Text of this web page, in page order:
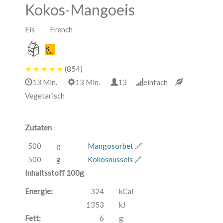
Kokos-Mangoeis
Eis French
★ ★ ★ ★ ★ (854)
13 Min.
13 Min. 13
einfach
Vegetarisch
Zutaten
500 g
Mangosorbet 🔗
500
g
Kokosnusseis 🔗
Inhaltsstoff 100g
Energie: 324
kCal
1353
kJ
Fett:
6
g